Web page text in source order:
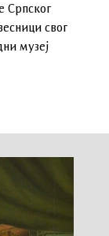
Српског
свог
музеј